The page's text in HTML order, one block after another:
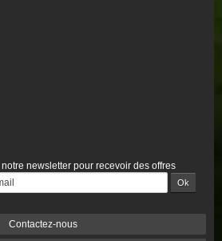
newsletter pour recevoir des offres
Contactez-nous